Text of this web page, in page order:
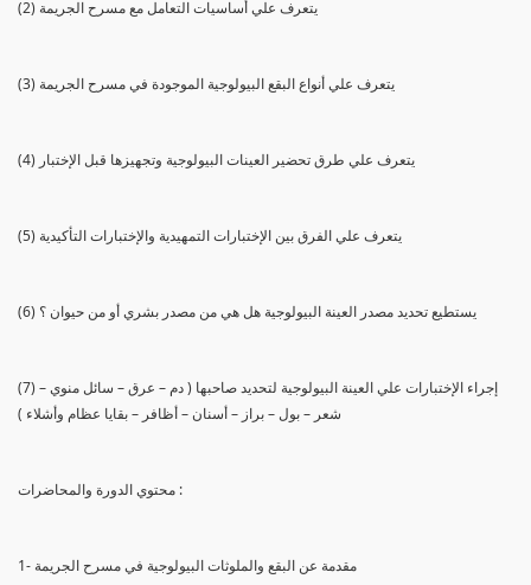
(2) يتعرف علي أساسيات التعامل مع مسرح الجريمة
(3) يتعرف علي أنواع البقع البيولوجية الموجودة في مسرح الجريمة
(4) يتعرف علي طرق تحضير العينات البيولوجية وتجهيزها قبل الإختبار
(5) يتعرف علي الفرق بين الإختبارات التمهيدية والإختبارات التأكيدية
(6) يستطيع تحديد مصدر العينة البيولوجية هل هي من مصدر بشري أو من حيوان ؟
(7) إجراء الإختبارات علي العينة البيولوجية لتحديد صاحبها ( دم – عرق – سائل منوي –
شعر – بول – براز – أسنان – أظافر – بقايا عظام وأشلاء )
محتوي الدورة والمحاضرات :
1- مقدمة عن البقع والملوثات البيولوجية في مسرح الجريمة